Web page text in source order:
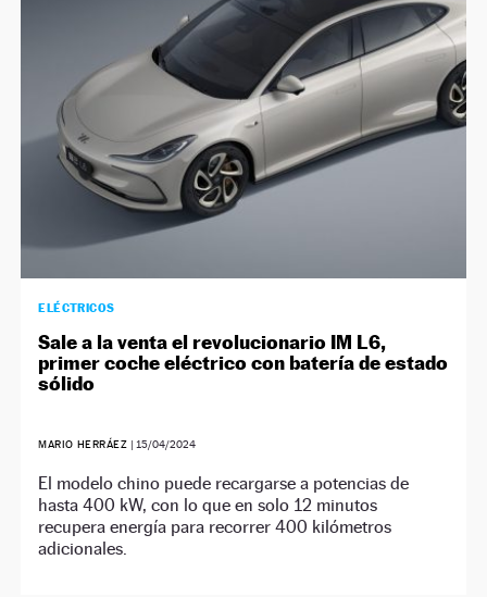
ELÉCTRICOS
Sale a la venta el revolucionario IM L6,
primer coche eléctrico con batería de estado
sólido
MARIO HERRÁEZ | 15/04/2024
El modelo chino puede recargarse a potencias de
hasta 400 kW, con lo que en solo 12 minutos
recupera energía para recorrer 400 kilómetros
adicionales.